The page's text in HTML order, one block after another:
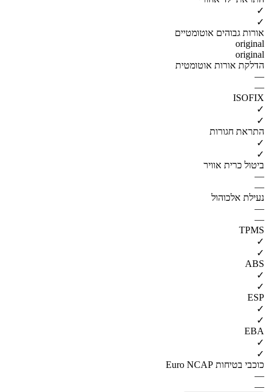
✓
✓
אורות גבוהים אוטומטיים
original
original
הדלקת אורות אוטומטית
—
—
ISOFIX
✓
✓
התראת חגורות
✓
✓
ביטול כרית אוויר
—
—
נעילת אלכוהול
—
—
TPMS
✓
✓
ABS
✓
✓
ESP
✓
✓
EBA
✓
✓
כוכבי בטיחות Euro NCAP
—
—